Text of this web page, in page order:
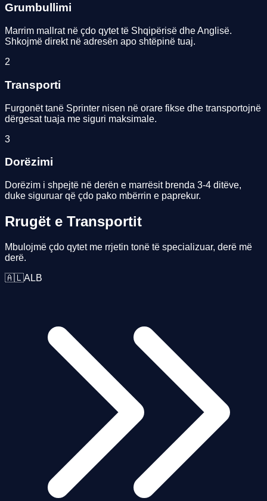
Grumbullimi
Marrim mallrat në çdo qytet të Shqipërisë dhe Anglisë.
Shkojmë direkt në adresën apo shtëpinë tuaj.
2
Transporti
Furgonët tanë Sprinter nisen në orare fikse dhe transportojnë
dërgesat tuaja me siguri maksimale.
3
Dorëzimi
Dorëzim i shpejtë në derën e marrësit brenda 3-4 ditëve,
duke siguruar që çdo pako mbërrin e paprekur.
Rrugët e Transportit
Mbulojmë çdo qytet me rrjetin tonë të specializuar, derë më
derë.
🇦🇱ALB